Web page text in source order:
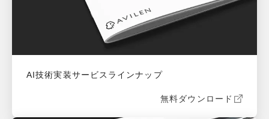
AI技術実装サービスラインナップ
無料ダウンロード